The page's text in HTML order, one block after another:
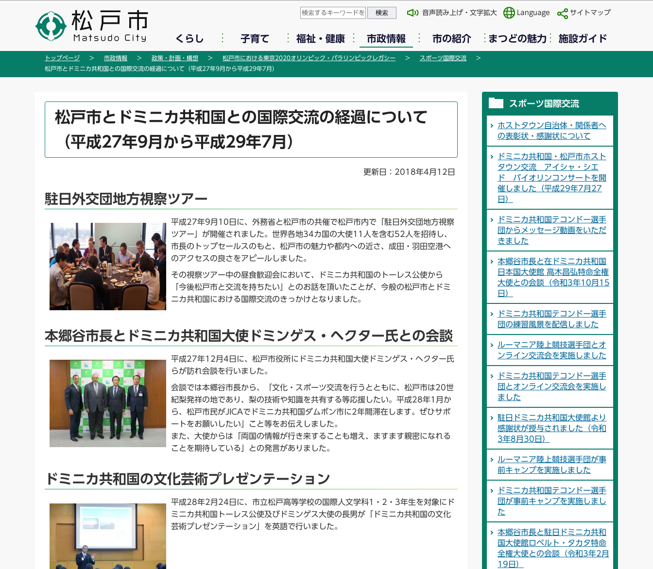
先
このページの本文へ移動
音声読み上げ・文字拡大 Language サイトマップ
くらし 子育て 福祉・健康 市政情報 市の紹介 まつどの魅力 施設ガイド
トップページ 市政情報 政策・計画・構想 松戸市における東京2020オリンピック・パラリンピックレガシー
スポーツ国際交流
松戸市とドミニカ共和国との国際交流の経過について（平成27年9月から平成29年7月）
か
松戸市とドミニカ共和国との国際交流の経過について
（平成27年9月から平成29年7月）
更新日：2018年4月12日
駐日外交団地方視察ツアー
平成27年9月10日に、外務省と松戸市の共催で松戸市内で「駐日外交団地方視察
ツアー」が開催されました。世界各地34カ国の大使11人を含む52人を招待し、
市長のトップセールスのもと、松戸市の魅力や都内への近さ、成田・羽田空港へ
のアクセスの良さをアピールしました。
その視察ツアー中の昼食歓迎会において、ドミニカ共和国のトーレス公使から
「今後松戸市と交流を持ちたい」とのお話を頂いたことが、今般の松戸市とドミ
ニカ共和国における国際交流のきっかけとなりました。
本郷谷市長とドミニカ共和国大使ドミンゲス・ヘクター氏との会談
平成27年12月4日に、松戸市役所にドミニカ共和国大使ドミンゲス・ヘクター氏
らが訪れ会談を行いました。
会談では本郷谷市長から、「文化・スポーツ交流を行うとともに、松戸市は20世
紀梨発祥の地であり、梨の技術や知識を共有する等応援したい。平成28年1月か
ら、松戸市民がJICAでドミニカ共和国ダムボン市に2年間滞在します。ぜひサポ
ートをお願いしたい」こと等をお伝えしました。
また、大使からは「両国の情報が行き来することも増え、ますます親密になれる
ことを期待している」との発言がありました。
ドミニカ共和国の文化芸術プレゼンテーション
平成28年2月24日に、市立松戸高等学校の国際人文学科1・2・3年生を対象にド
ミニカ共和国トーレス公使及びドミンゲス大使の長男が「ドミニカ共和国の文化
芸術プレゼンテーション」を英語で行いました。
スポーツ国際交流
ホストタウン自治体・関係者へ
の表彰状・感謝状について
ドミニカ共和国・松戸市ホスト
タウン交流 アイシャ・シエ
ド バイオリンコンサートを開
催しました（平成29年7月27
日）
ドミニカ共和国テコンドー選手
団からメッセージ動画をいただ
きました
本郷谷市長と在ドミニカ共和国
日本国大使館 高木昌弘特命全権
大使との会談（令和3年10月15
日）
ドミニカ共和国テコンドー選手
団の練習風景を配信しました
ルーマニア陸上競技選手団とオ
ンライン交流会を実施しました
ドミニカ共和国テコンドー選手
団とオンライン交流会を実施し
ました
駐日ドミニカ共和国大使館より
感謝状が授与されました（令和
3年8月30日）
ルーマニア陸上競技選手団が事
前キャンプを実施しました
ドミニカ共和国テコンドー選手
団が事前キャンプを実施しまし
た
本郷谷市長と駐日ドミニカ共和
国大使館ロベルト・タカタ特命
全権大使との会談（令和3年2月
19日）